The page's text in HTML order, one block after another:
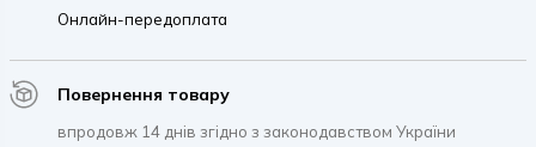
Онлайн-передоплата
Повернення товару
впродовж 14 днів згідно з законодавством України